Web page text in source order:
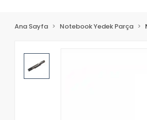
Ana Sayfa Notebook Yedek Parça